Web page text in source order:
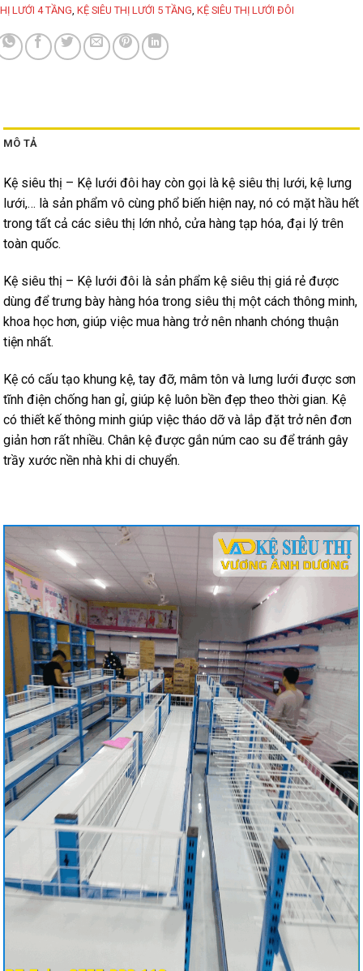
LƯỚI 4 TẦNG, KỆ SIÊU THỊ LƯỚI 5 TẦNG, KỆ SIÊU THỊ LƯỚI ĐÔI
MÔ TẢ
Kệ siêu thị – Kệ lưới đôi hay còn gọi là kệ siêu thị lưới, kệ lưng
lưới,… là sản phẩm vô cùng phổ biến hiện nay, nó có mặt hầu hết
trong tất cả các siêu thị lớn nhỏ, cửa hàng tạp hóa, đại lý trên
toàn quốc.
Kệ siêu thị – Kệ lưới đôi là sản phẩm kệ siêu thị giá rẻ được
dùng để trưng bày hàng hóa trong siêu thị một cách thông minh,
khoa học hơn, giúp việc mua hàng trở nên nhanh chóng thuận
tiện nhất.
Kệ có cấu tạo khung kệ, tay đỡ, mâm tôn và lưng lưới được sơn
tĩnh điện chống han gỉ, giúp kệ luôn bền đẹp theo thời gian. Kệ
có thiết kế thông minh giúp việc tháo dỡ và lắp đặt trở nên đơn
giản hơn rất nhiều. Chân kệ được gắn núm cao su để tránh gây
trầy xước nền nhà khi di chuyển.